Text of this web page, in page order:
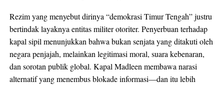
Rezim yang menyebut dirinya “demokrasi Timur Tengah” justru
bertindak layaknya entitas militer otoriter. Penyerbuan terhadap
kapal sipil menunjukkan bahwa bukan senjata yang ditakuti oleh
negara penjajah, melainkan legitimasi moral, suara kebenaran,
dan sorotan publik global. Kapal Madleen membawa narasi
alternatif yang menembus blokade informasi—dan itu lebih